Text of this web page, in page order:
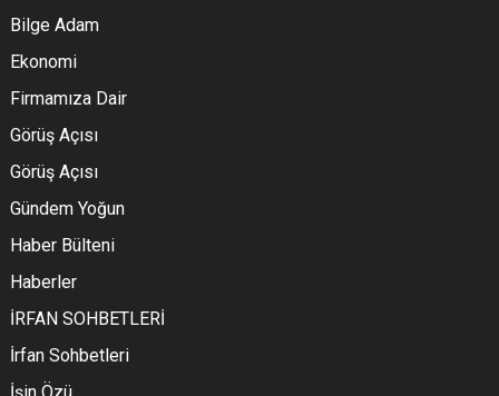
Bilge Adam
Ekonomi
Firmamıza Dair
Görüş Açısı
Görüş Açısı
Gündem Yoğun
Haber Bülteni
Haberler
İRFAN SOHBETLERİ
İrfan Sohbetleri
İşin Özü